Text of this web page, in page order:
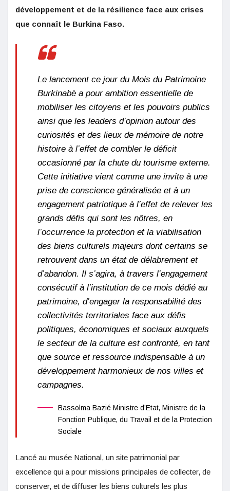
développement et de la résilience face aux crises
que connaît le Burkina Faso.
Le lancement ce jour du Mois du Patrimoine
Burkinabè a pour ambition essentielle de
mobiliser les citoyens et les pouvoirs publics
ainsi que les leaders d’opinion autour des
curiosités et des lieux de mémoire de notre
histoire à l’effet de combler le déficit
occasionné par la chute du tourisme externe.
Cette initiative vient comme une invite à une
prise de conscience généralisée et à un
engagement patriotique à l’effet de relever les
grands défis qui sont les nôtres, en
l’occurrence la protection et la viabilisation
des biens culturels majeurs dont certains se
retrouvent dans un état de délabrement et
d’abandon. Il s’agira, à travers l’engagement
consécutif à l’institution de ce mois dédié au
patrimoine, d’engager la responsabilité des
collectivités territoriales face aux défis
politiques, économiques et sociaux auxquels
le secteur de la culture est confronté, en tant
que source et ressource indispensable à un
développement harmonieux de nos villes et
campagnes.
Bassolma Bazié Ministre d’Etat, Ministre de la
Fonction Publique, du Travail et de la Protection
Sociale
Lancé au musée National, un site patrimonial par
excellence qui a pour missions principales de collecter, de
conserver, et de diffuser les biens culturels les plus